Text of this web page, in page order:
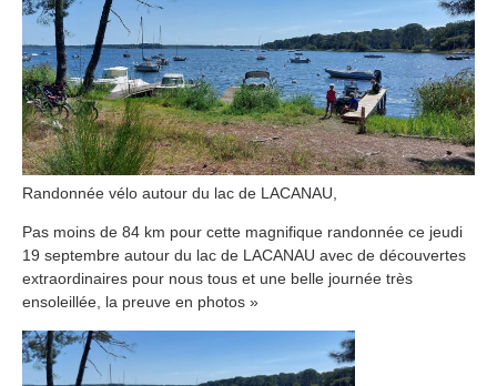
Randonnée vélo autour du lac de LACANAU,
Pas moins de 84 km pour cette magnifique randonnée ce jeudi
19 septembre autour du lac de LACANAU avec de découvertes
extraordinaires pour nous tous et une belle journée très
ensoleillée, la preuve en photos »